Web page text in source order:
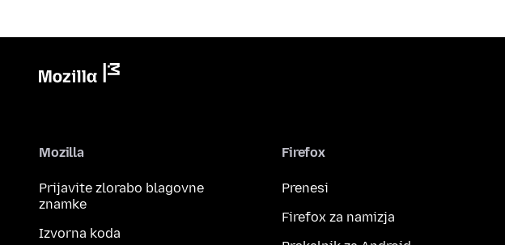
Mozilla
Prijavite zlorabo blagovne
znamke
Izvorna koda
Firefox
Prenesi
Firefox za namizja